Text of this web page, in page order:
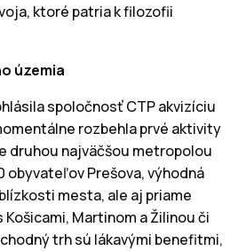
ktoré patria k filozofii
územia
spoločnosť CTP akvizíciu
rozbehla prvé aktivity
druhou najväčšou metropolou
obyvateľov Prešova, výhodná
mesta, ale aj priame
Martinom a Žilinou či
trh sú lákavými benefitmi,